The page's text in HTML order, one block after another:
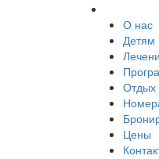
О нас
Детям
Отдых
Цены